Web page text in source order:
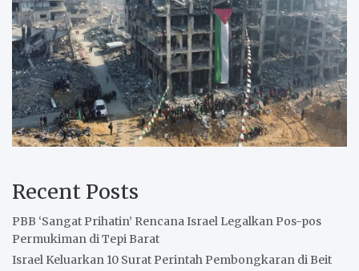
Recent Posts
PBB ‘Sangat Prihatin’ Rencana Israel Legalkan Pos-pos
Permukiman di Tepi Barat
Israel Keluarkan 10 Surat Perintah Pembongkaran di Beit